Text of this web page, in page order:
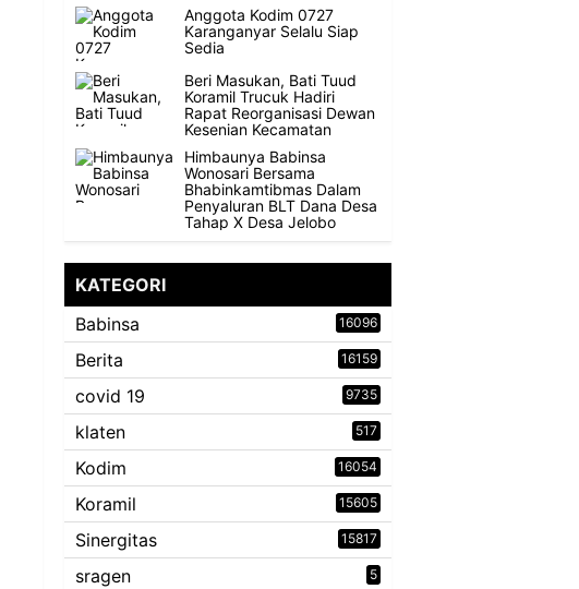
Anggota Kodim 0727
Karanganyar Selalu Siap
Sedia
Beri Masukan, Bati Tuud
Koramil Trucuk Hadiri
Rapat Reorganisasi Dewan
Kesenian Kecamatan
Himbaunya Babinsa
Wonosari Bersama
Bhabinkamtibmas Dalam
Penyaluran BLT Dana Desa
Tahap X Desa Jelobo
KATEGORI
Babinsa
16096
Berita 16159
covid 19 9735
klaten 517
Kodim 16054
Koramil 15605
Sinergitas 15817
sragen 5